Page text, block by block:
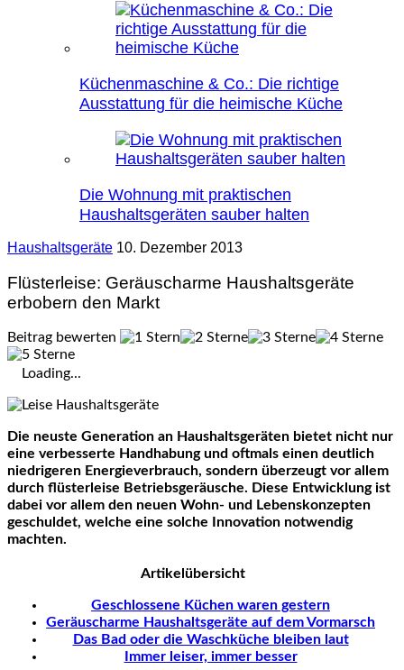
Küchenmaschine & Co.: Die richtige
Ausstattung für die heimische Küche
Die Wohnung mit praktischen
Haushaltsgeräten sauber halten
Haushaltsgeräte 10. Dezember 2013
Flüsterleise: Geräuscharme Haushaltsgeräte
erbobern den Markt
Beitrag bewerten
Loading...
Die neuste Generation an Haushaltsgeräten bietet nicht nur
eine verbesserte Handhabung und oftmals einen deutlich
niedrigeren Energieverbrauch, sondern überzeugt vor allem
durch flüsterleise Betriebsgeräusche. Diese Entwicklung ist
dabei vor allem den neuen Wohn- und Lebenskonzepten
geschuldet, welche eine solche Innovation notwendig
machten.
Artikelübersicht
Geschlossene Küchen waren gestern
Geräuscharme Haushaltsgeräte auf dem Vormarsch
Das Bad oder die Waschküche bleiben laut
Immer leiser, immer besser